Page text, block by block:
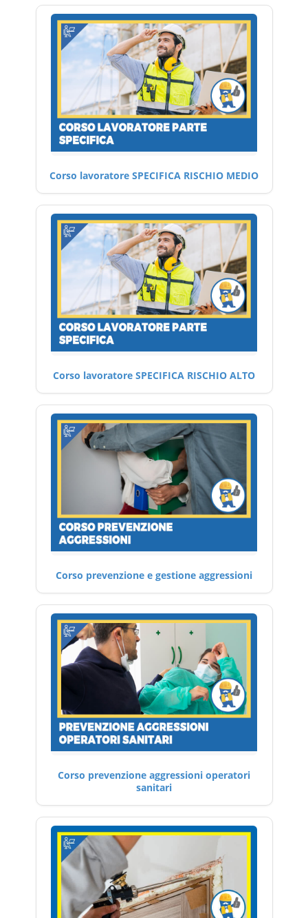
Corso lavoratore SPECIFICA RISCHIO MEDIO
Corso lavoratore SPECIFICA RISCHIO ALTO
Corso prevenzione e gestione aggressioni
Corso prevenzione aggressioni operatori
sanitari